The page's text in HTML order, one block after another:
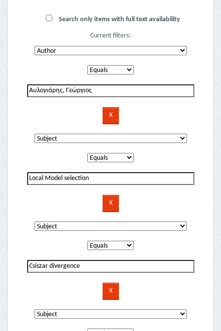
Search only items with full text availability
Current filters: